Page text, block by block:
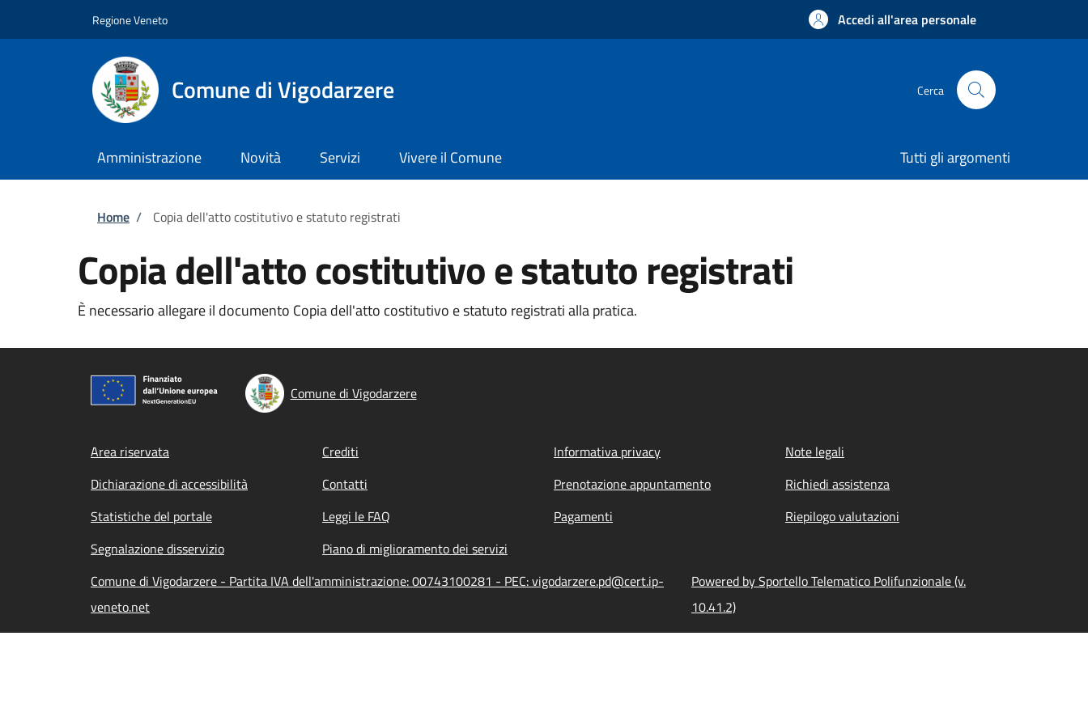
Regione Veneto Accedi all'area personale
Comune di Vigodarzere Cerca
Amministrazione Novità Servizi Vivere il Comune Tutti gli argomenti
Briciole di pane
Home / Copia dell'atto costitutivo e statuto registrati
Copia dell'atto costitutivo e statuto registrati
È necessario allegare il documento Copia dell'atto costitutivo e statuto registrati alla pratica.
Comune di Vigodarzere
Footer menu
Area riservata Crediti Informativa privacy
Note legali
Dichiarazione di accessibilità
Contatti Prenotazione appuntamento
Richiedi assistenza
Statistiche del portale
Leggi le FAQ Pagamenti
Riepilogo valutazioni
Segnalazione disservizio
Piano di miglioramento dei servizi
Comune di Vigodarzere - Partita IVA dell'amministrazione: 00743100281 - PEC: vigodarzere.pd@cert.ip-
veneto.net
Powered by Sportello Telematico Polifunzionale (v.
10.41.2)